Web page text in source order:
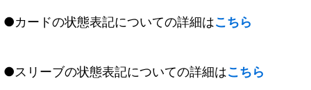
●カードの状態表記についての詳細はこちら
●スリーブの状態表記についての詳細はこちら